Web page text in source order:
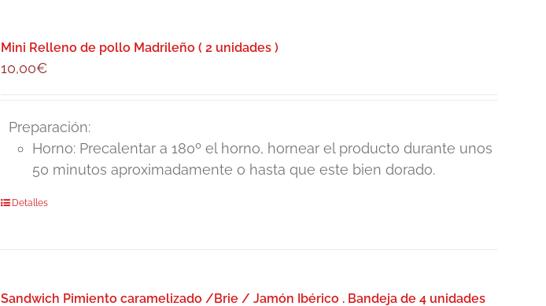
Mini Relleno de pollo Madrileño ( 2 unidades )
10,00€
Preparación:
Horno: Precalentar a 180º el horno, hornear el producto durante unos
50 minutos aproximadamente o hasta que este bien dorado.
Detalles
Sandwich Pimiento caramelizado /Brie / Jamón Ibérico . Bandeja de 4 unidades